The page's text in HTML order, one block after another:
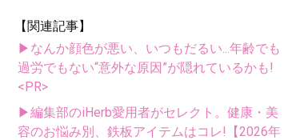
【関連記事】
▶なんか顔色が悪い、いつもだるい...年齢でも
過労でもない“意外な原因”が隠れているかも!
<PR>
▶編集部のiHerb愛用者がセレクト。健康・美
容のお悩み別、鉄板アイテムはコレ!【2026年